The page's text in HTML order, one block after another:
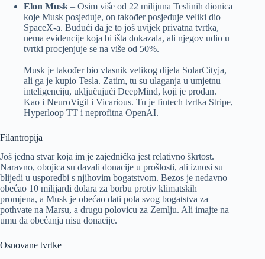
Elon Musk – Osim više od 22 milijuna Teslinih dionica
koje Musk posjeduje, on također posjeduje veliki dio
SpaceX-a. Budući da je to još uvijek privatna tvrtka,
nema evidencije koja bi išta dokazala, ali njegov udio u
tvrtki procjenjuje se na više od 50%.
Musk je također bio vlasnik velikog dijela SolarCityja,
ali ga je kupio Tesla. Zatim, tu su ulaganja u umjetnu
inteligenciju, uključujući DeepMind, koji je prodan.
Kao i NeuroVigil i Vicarious. Tu je fintech tvrtka Stripe,
Hyperloop TT i neprofitna OpenAI.
Filantropija
Još jedna stvar koja im je zajednička jest relativno škrtost.
Naravno, obojica su davali donacije u prošlosti, ali iznosi su
blijedi u usporedbi s njihovim bogatstvom. Bezos je nedavno
obećao 10 milijardi dolara za borbu protiv klimatskih
promjena, a Musk je obećao dati pola svog bogatstva za
pothvate na Marsu, a drugu polovicu za Zemlju. Ali imajte na
umu da obećanja nisu donacije.
Osnovane tvrtke